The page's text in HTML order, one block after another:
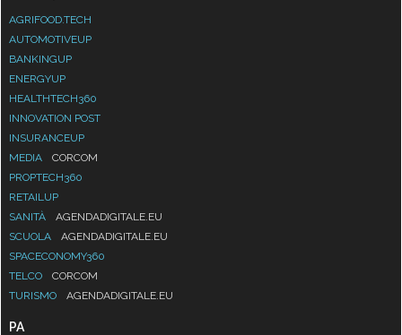
AGRIFOOD.TECH
AUTOMOTIVEUP
BANKINGUP
ENERGYUP
HEALTHTECH360
INNOVATION POST
INSURANCEUP
MEDIA
CORCOM
PROPTECH360
RETAILUP
SANITÀ
AGENDADIGITALE.EU
SCUOLA
AGENDADIGITALE.EU
SPACECONOMY360
TELCO
CORCOM
TURISMO
AGENDADIGITALE.EU
PA